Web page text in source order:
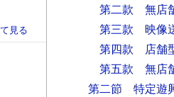
第二款 無店
第三款 映像
第四款 店舗
第五款 無店
第二節 特定遊